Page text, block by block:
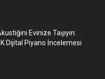
Evinize Taşıyın:
Dijital Piyano İncelemesi